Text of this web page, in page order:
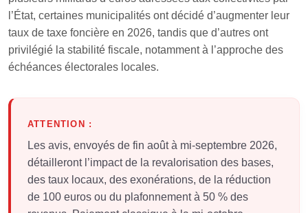
l’État, certaines municipalités ont décidé d’augmenter leur
taux de taxe foncière en 2026, tandis que d’autres ont
privilégié la stabilité fiscale, notamment à l’approche des
échéances électorales locales.
ATTENTION :
Les avis, envoyés de fin août à mi-septembre 2026,
détailleront l’impact de la revalorisation des bases,
des taux locaux, des exonérations, de la réduction
de 100 euros ou du plafonnement à 50 % des